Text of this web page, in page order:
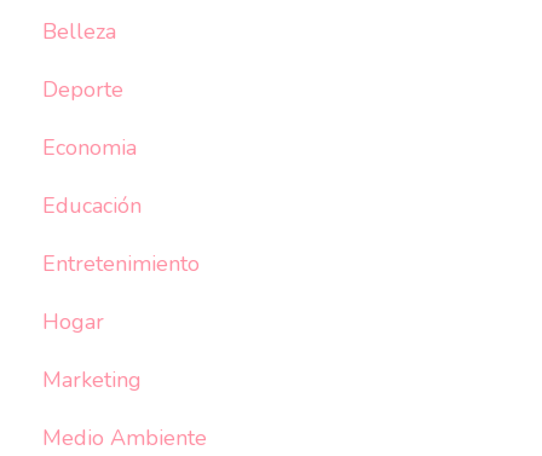
Belleza
Deporte
Economia
Educación
Entretenimiento
Hogar
Marketing
Medio Ambiente